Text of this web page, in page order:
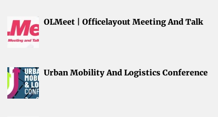
OLMeet | Officelayout Meeting And Talk
Urban Mobility And Logistics Conference